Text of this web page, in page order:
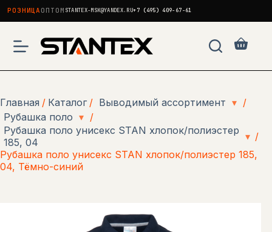
РОЗНИЦА ОПТОМ STANTEX-MSK@YANDEX.RU+7 (495) 409-67-61
сути
Главная / Каталог / Выводимый ассортимент ▾ /
Рубашка поло ▾ /
Рубашка поло унисекс STAN хлопок/полиэстер
185, 04
▾ /
Рубашка поло унисекс STAN хлопок/полиэстер 185,
04, Тёмно-синий